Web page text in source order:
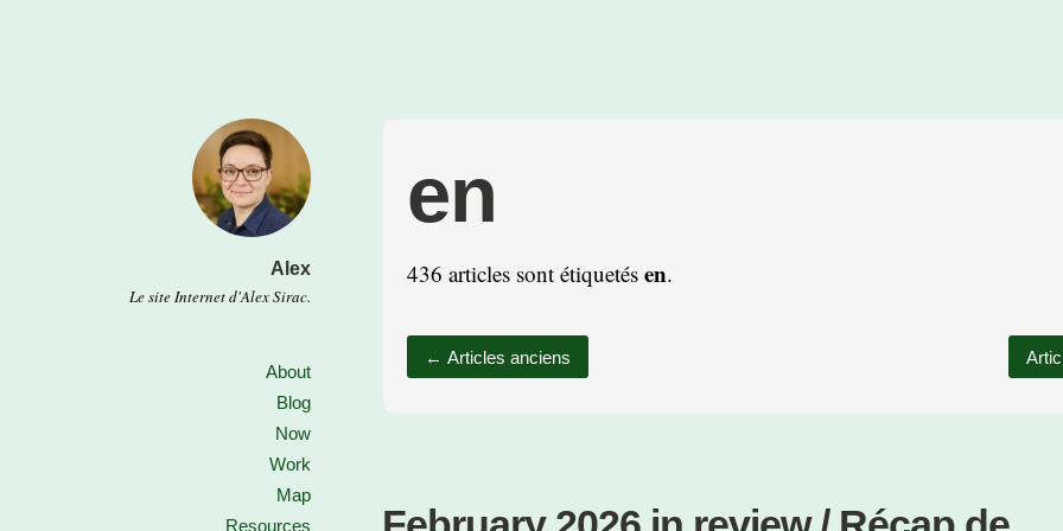
Alex
Le site Internet d'Alex Sirac.
About
Blog
Now
Work
Map
Resources
en
436 articles sont étiquetés en.
← Articles anciens